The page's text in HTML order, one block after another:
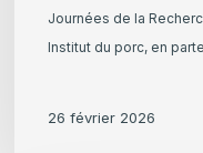
Journées de la
Institut du porc, en
26 février 2026